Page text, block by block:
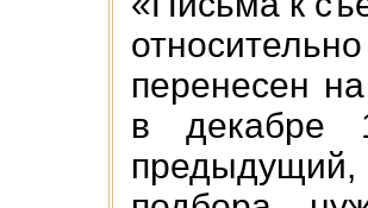
перенесен
в декабре